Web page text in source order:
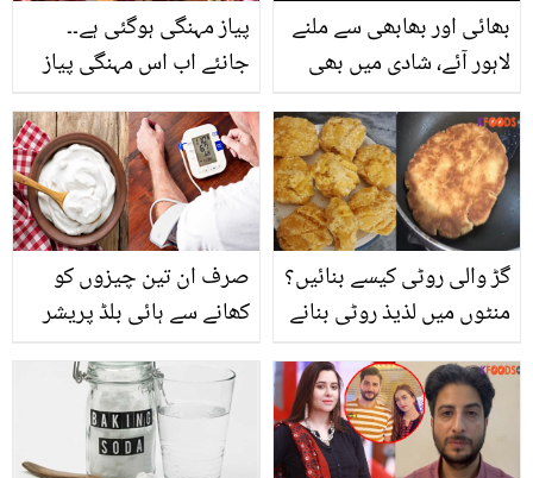
پیاز مہنگی ہوگئی ہے۔۔
جانئے اب اس مہنگی پیاز
دیر تک تازہ رکھنے کے
طریقے
بھائی اور بھابھی سے ملنے
لاہور آئے، شادی میں بھی
شتروگن سنہا کا پاکستان
میں کون سا بھائی ہے؟
صرف ان تین چیزوں کو
کھانے سے ہائی بلڈ پریشر
اور دل کی بیماری کا خطرہ
کم کرکے بنائے آپ کو
تندرست
گڑ والی روٹی کیسے بنائیں؟
منٹوں میں لذیذ روٹی بنانے
فائدے